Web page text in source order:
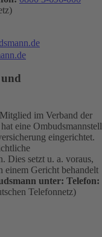
im Verband der
eine
eingerichtet.
Dies setzt u. a. voraus,
einem Gericht behandelt
unter: Telefon:
Telefonnetz)